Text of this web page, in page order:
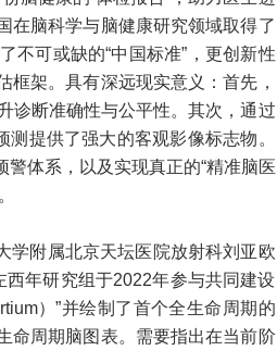
在脑科学与脑健康研究领域取得了
不可或缺的“中国标准”，更创新性
架。具有深远现实意义：首先，
诊断准确性与公平性。其次，通过
提供了强大的客观影像标志物。
体系，以及实现真正的“精准脑医
学附属北京天坛医院放射科刘亚欧
年研究组于2022年参与共同建设
）”并绘制了首个全生命周期的
命周期脑图表。需要指出在当前阶